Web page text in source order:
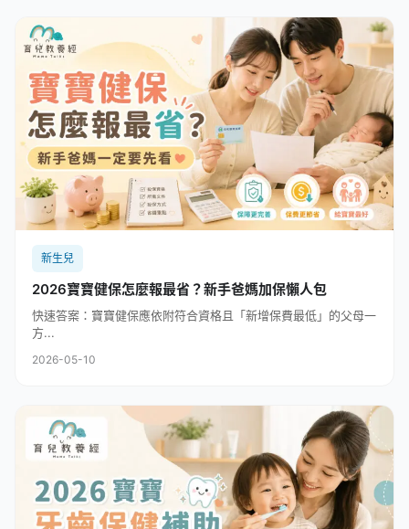
新生兒
2026寶寶健保怎麼報最省？新手爸媽加保懶人包
快速答案：寶寶健保應依附符合資格且「新增保費最低」的父母一
方...
2026-05-10